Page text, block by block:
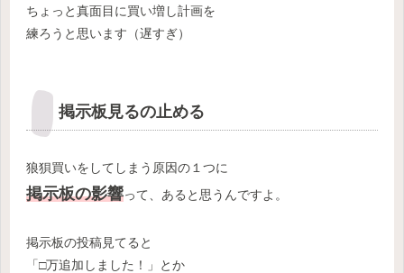
ちょっと真面目に買い増し計画を
練ろうと思います（遅すぎ）
掲示板見るの止める
狼狽買いをしてしまう原因の１つに
掲示板の影響って、あると思うんですよ。
掲示板の投稿見てると
「□万追加しました！」とか